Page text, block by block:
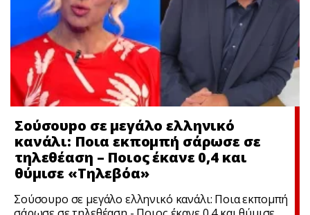
Σούσουpο σε μεγάλο ελληνικό
κανάλι: Ποια εκπομπή σάρωσε σε
τηλεθέαση – Ποιος έκανε 0,4 και
θύμισε «Τηλεβόα»
Σούσουpο σε μεγάλο ελληνικό κανάλι: Ποια εκπομπή